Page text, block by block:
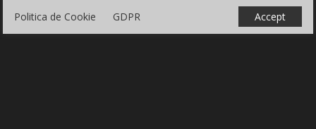
Politica de Cookie GDPR Accept